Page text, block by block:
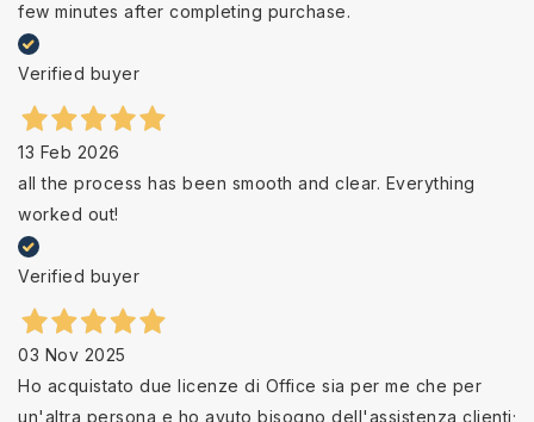
few minutes after completing purchase.
Verified buyer
13 Feb 2026
all the process has been smooth and clear. Everything
worked out!
Verified buyer
03 Nov 2025
Ho acquistato due licenze di Office sia per me che per
un'altra persona e ho avuto bisogno dell'assistenza clienti;